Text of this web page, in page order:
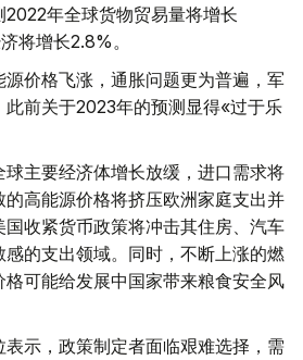
年全球货物贸易量将增长
将增长2.8%。
价格飞涨，通胀问题更为普遍，军
前关于2023年的预测显得«过于乐
主要经济体增长放缓，进口需求将
高能源价格将挤压欧洲家庭支出并
收紧货币政策将冲击其住房、汽车
的支出领域。同时，不断上涨的燃
可能给发展中国家带来粮食安全风
示，政策制定者面临艰难选择，需